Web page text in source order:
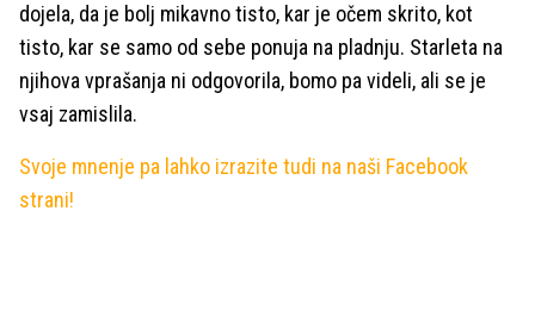
dojela, da je bolj mikavno tisto, kar je očem skrito, kot
tisto, kar se samo od sebe ponuja na pladnju. Starleta na
njihova vprašanja ni odgovorila, bomo pa videli, ali se je
vsaj zamislila.
Svoje mnenje pa lahko izrazite tudi na naši Facebook
strani!